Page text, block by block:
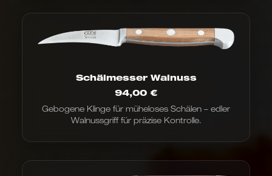
Schälmesser Walnuss
94,00 €
Gebogene Klinge für müheloses Schälen – edler
Walnussgriff für präzise Kontrolle.